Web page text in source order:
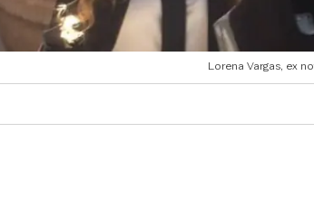
Lorena Vargas, ex